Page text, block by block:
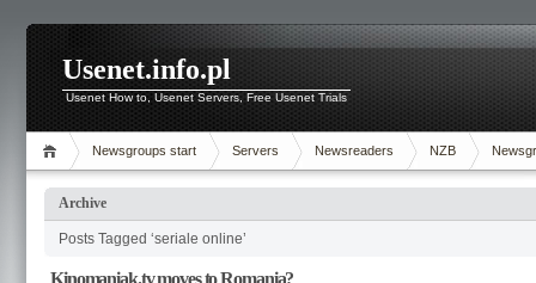
Usenet.info.pl
Usenet How to, Usenet Servers, Free Usenet Trials
Newsgroups start Servers Newsreaders NZB
Archive
Posts Tagged ‘seriale online’
Kinomaniak.tv moves to Romania?